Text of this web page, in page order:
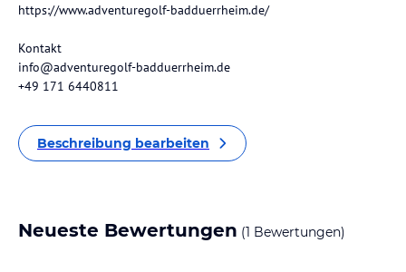
https://www.adventuregolf-badduerrheim.de/
Kontakt
info@adventuregolf-badduerrheim.de
+49 171 6440811
Beschreibung bearbeiten
Neueste Bewertungen (1 Bewertungen)